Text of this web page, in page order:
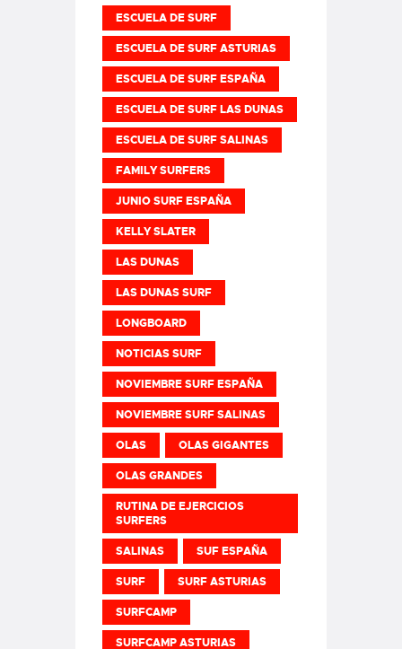
ESCUELA DE SURF
ESCUELA DE SURF ASTURIAS
ESCUELA DE SURF ESPAÑA
ESCUELA DE SURF LAS DUNAS
ESCUELA DE SURF SALINAS
FAMILY SURFERS
JUNIO SURF ESPAÑA
KELLY SLATER
LAS DUNAS
LAS DUNAS SURF
LONGBOARD
NOTICIAS SURF
NOVIEMBRE SURF ESPAÑA
NOVIEMBRE SURF SALINAS
OLAS OLAS GIGANTES
OLAS GRANDES
RUTINA DE EJERCICIOS
SURFERS
SALINAS SUF ESPAÑA
SURF SURF ASTURIAS
SURFCAMP
SURFCAMP ASTURIAS